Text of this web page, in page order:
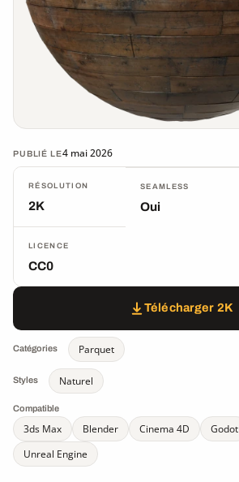
PUBLIÉ LE4 mai 2026
RÉSOLUTION
2K
SEAMLESS
Oui
LICENCE
CC0
Télécharger 2K
Catégories Parquet
Styles Naturel
Compatible
3ds Max Blender Cinema 4D Godot
Unreal Engine